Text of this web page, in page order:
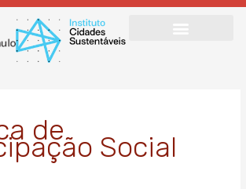
de
Social